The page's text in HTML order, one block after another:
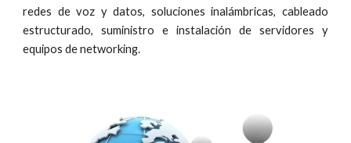
redes de voz y datos, soluciones inalámbricas, cableado
estructurado, suministro e instalación de servidores y
equipos de networking.